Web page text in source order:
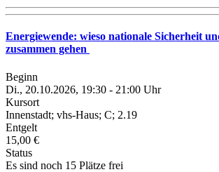
Energiewende: wieso nationale Sicherheit
zusammen gehen
Beginn
Di., 20.10.2026, 19:30 - 21:00 Uhr
Kursort
Innenstadt; vhs-Haus; C; 2.19
Entgelt
15,00 €
Status
Es sind noch 15 Plätze frei